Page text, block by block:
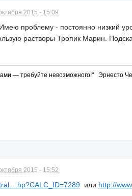
2015 - 15:09
проблему - постоянно низкий
растворы Тропик Марин.
— требуйте невозможного!" Эрнесто
2015 - 15:52
или http://